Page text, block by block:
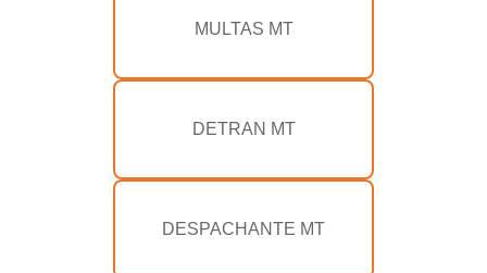
MULTAS MT
DETRAN MT
DESPACHANTE MT